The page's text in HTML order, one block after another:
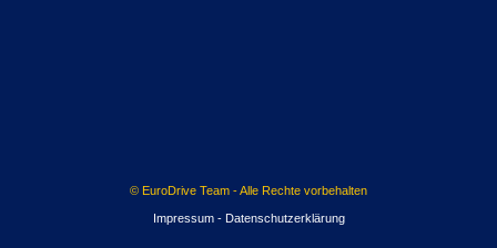
© EuroDrive Team - Alle Rechte vorbehalten
Impressum- Datenschutzerklärung